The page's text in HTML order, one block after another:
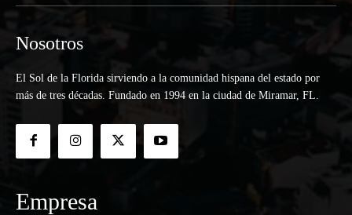
Nosotros
El Sol de la Florida sirviendo a la comunidad hispana del estado por
más de tres décadas. Fundado en 1994 en la ciudad de Miramar, FL.
Empresa